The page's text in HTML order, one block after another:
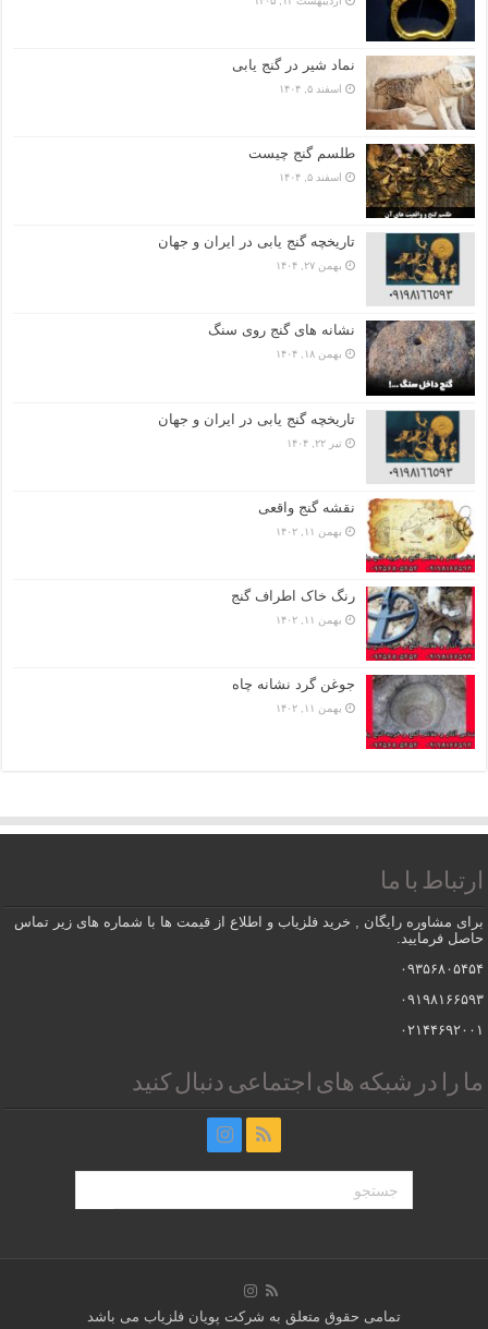
نماد شیر در گنج یابی
اسفند ۵, ۱۴۰۴
طلسم گنج چیست
اسفند ۵, ۱۴۰۴
تاریخچه گنج‌ یابی در ایران و جهان
بهمن ۲۷, ۱۴۰۴
نشانه های گنج روی سنگ
بهمن ۱۸, ۱۴۰۴
تاریخچه گنج‌ یابی در ایران و جهان
تیر ۲۲, ۱۴۰۴
نقشه گنج واقعی
بهمن ۱۱, ۱۴۰۲
رنگ خاک اطراف گنج
بهمن ۱۱, ۱۴۰۲
جوغن گرد نشانه چاه
بهمن ۱۱, ۱۴۰۲
ارتباط با ما
برای مشاوره رایگان , خرید فلزیاب و اطلاع از قیمت ها با شماره های زیر تماس
حاصل فرمایید.
۰۹۳۵۶۸۰۵۴۵۴
۰۹۱۹۸۱۶۶۵۹۳
۰۲۱۴۴۶۹۲۰۰۱
ما را در شبکه های اجتماعی دنبال کنید
تمامی حقوق متعلق به شرکت پویان فلزیاب می باشد